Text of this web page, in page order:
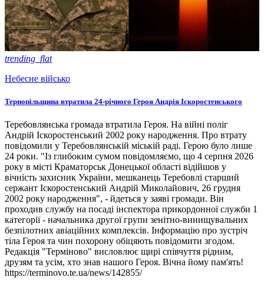
trending_flat
Небесне військо
Тернопільщина втратила 24-річного Героя Андрія Іскоростенського
Теребовлянська громада втратила Героя. На війні поліг
Андрій Іскоростенський 2002 року народження. Про втрату
повідомили у Теребовлянській міській раді. Герою було лише
24 роки. "Із глибоким сумом повідомляємо, що 4 серпня 2026
року в місті Краматорськ Донецької області відійшов у
вічність захисник України, мешканець Теребовлі старший
сержант Іскоростенський Андрій Миколайович, 26 грудня
2002 року народження", - йдеться у заяві громади. Він
проходив службу на посаді інспектора прикордонної служби 1
категорії - начальника другої групи зенітно-винищувальних
безпілотних авіаційних комплексів. Інформацію про зустріч
тіла Героя та чин похорону обіцяють повідомити згодом.
Редакція "Терміново" висловлює щирі співчуття рідним,
друзям та усім, хто знав нашого Героя. Вічна йому пам'ять!
https://terminovo.te.ua/news/142855/